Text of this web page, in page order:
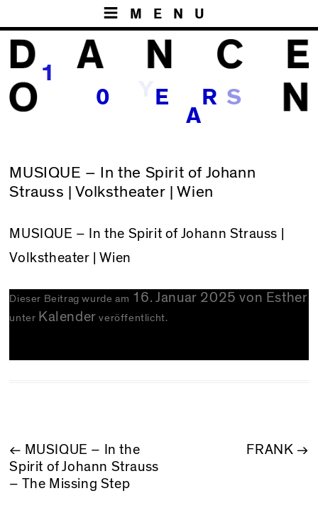
MENU
1
0 E
A
R
MUSIQUE – In the Spirit of Johann
Strauss | Volkstheater | Wien
MUSIQUE – In the Spirit of Johann Strauss
Volkstheater | Wien
Dieser Beitrag wurde am 16. Januar 2025 von Esther
unter Kalender veröffentlicht.
BEITRAGSNAVIGATION
← MUSIQUE – In the
Spirit of Johann Strauss
– The Missing Step
FRANK →